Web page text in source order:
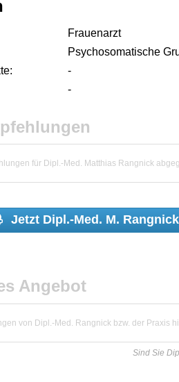
Frauenarzt
Psychosomatische
-
-
für Dipl.-Med. Matthias Rangnick
Jetzt Dipl.-Med. M. Rangnick
Angebot
von Dipl.-Med. Rangnick bzw. der Praxis
Sind Sie